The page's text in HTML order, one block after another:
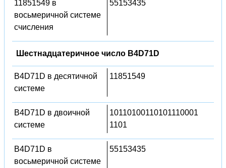
11851549 в
восьмеричной системе
счисления
55153435
Шестнадцатеричное число B4D71D
B4D71D в десятичной
системе
11851549
B4D71D в двоичной
системе
10110100110101110001
1101
B4D71D в
восьмеричной системе
55153435